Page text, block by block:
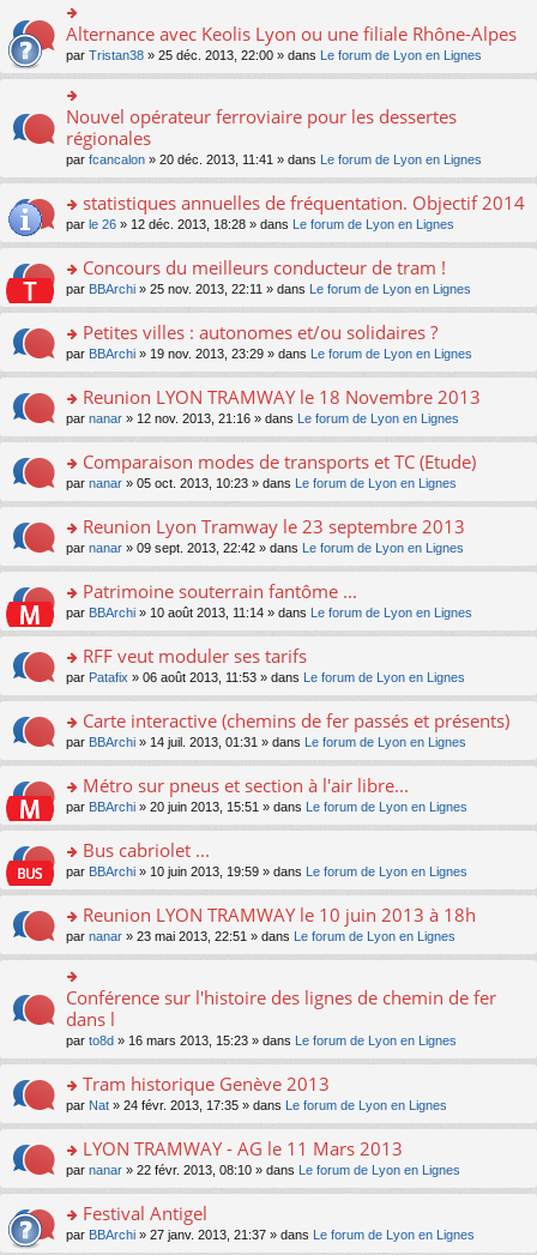
c
e
nt
u
s
ré
c
e
nt
n
lu
pl
s
ré
c
e
g
n
o
n
lu
le
u
s
ré
c
e
e
s
a
g
e
n
o
n
pl
u
s
ré
e
nt
s
ult
er
le
m
e
s
s
g
n
o
n
le
pl
u
s
ré
nt
o
n
er
le
m
e
s
a
g
e
n
o
le
pl
u
s
c
e
nt
Alternance avec Keolis Lyon ou une filiale Rhône-Alpes
par Tristan38 » 25 déc. 2013, 22:00 » dans Le forum de Lyon en Lignes
o
n
ult
er
le
m
e
s
a
g
e
n
lu
le
pl
u
ré
c
e
nt
Nouvel opérateur ferroviaire pour les dessertes
régionales
par fcancalon » 20 déc. 2013, 11:41 » dans Le forum de Lyon en Lignes
o
n
ult
er
le
m
e
a
g
e
n
n
le
pl
u
ré
c
e
nt
statistiques annuelles de fréquentation. Objectif 2014
par le 26 » 12 déc. 2013, 18:28 » dans Le forum de Lyon en Lignes
o
n
ult
er
le
m
e
a
g
e
n
n
le
pl
u
ré
c
e
nt
Concours du meilleurs conducteur de tram !
par BBArchi » 25 nov. 2013, 22:11 » dans Le forum de Lyon en Lignes
o
n
ult
er
le
m
e
a
g
e
n
n
le
pl
u
ré
c
e
nt
Petites villes : autonomes et/ou solidaires ?
par BBArchi » 19 nov. 2013, 23:29 » dans Le forum de Lyon en Lignes
o
n
ult
er
le
m
e
a
g
e
n
n
le
pl
u
ré
c
e
nt
Reunion LYON TRAMWAY le 18 Novembre 2013
par nanar » 12 nov. 2013, 21:16 » dans Le forum de Lyon en Lignes
o
n
ult
er
le
m
e
a
g
e
n
n
le
pl
u
ré
c
e
nt
Comparaison modes de transports et TC (Etude)
par nanar » 05 oct. 2013, 10:23 » dans Le forum de Lyon en Lignes
o
n
ult
er
le
m
e
a
g
e
n
n
le
pl
u
ré
c
e
nt
Reunion Lyon Tramway le 23 septembre 2013
par nanar » 09 sept. 2013, 22:42 » dans Le forum de Lyon en Lignes
o
n
ult
er
le
m
e
a
g
e
n
n
le
pl
u
s
ré
c
e
nt
Patrimoine souterrain fantôme ...
par BBArchi » 10 août 2013, 11:14 » dans Le forum de Lyon en Lignes
o
n
ult
er
le
m
e
a
g
e
n
n
le
pl
u
s
e
nt
RFF veut moduler ses tarifs
par Patafix » 06 août 2013, 11:53 » dans Le forum de Lyon en Lignes
o
n
ult
er
le
m
e
a
g
e
n
o
lu
le
pl
u
s
e
nt
Carte interactive (chemins de fer passés et présents)
par BBArchi » 14 juil. 2013, 01:31 » dans Le forum de Lyon en Lignes
o
n
ult
er
le
m
e
s
g
e
n
o
lu
le
pl
u
s
e
nt
Métro sur pneus et section à l'air libre...
par BBArchi » 20 juin 2013, 15:51 » dans Le forum de Lyon en Lignes
o
n
ult
er
le
m
e
s
a
e
n
o
lu
le
pl
u
s
Bus cabriolet ...
par BBArchi » 10 juin 2013, 19:59 » dans Le forum de Lyon en Lignes
o
n
s
ult
er
le
m
e
s
a
e
n
o
lu
le
Reunion LYON TRAMWAY le 10 juin 2013 à 18h
par nanar » 23 mai 2013, 22:51 » dans Le forum de Lyon en Lignes
o
n
ult
er
le
m
e
s
a
g
e
n
Conférence sur l'histoire des lignes de chemin de fer
dans l
par to8d » 16 mars 2013, 15:23 » dans Le forum de Lyon en Lignes
o
n
ult
er
le
m
e
Tram historique Genève 2013
par Nat » 24 févr. 2013, 17:35 » dans Le forum de Lyon en Lignes
o
n
ult
er
LYON TRAMWAY - AG le 11 Mars 2013
par nanar » 22 févr. 2013, 08:10 » dans Le forum de Lyon en Lignes
o
Festival Antigel
par BBArchi » 27 janv. 2013, 21:37 » dans Le forum de Lyon en Lignes